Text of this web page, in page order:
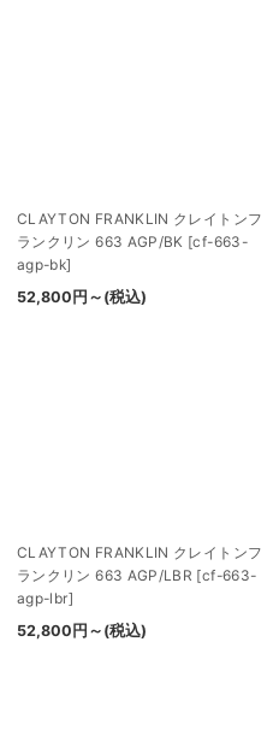
CLAYTON FRANKLIN クレイトンフ
ランクリン 663 AGP/BK [cf-663-
agp-bk]
52,800 円 ～ (税込)
CLAYTON FRANKLIN クレイトンフ
ランクリン 663 AGP/LBR [cf-663-
agp-lbr]
52,800 円 ～ (税込)